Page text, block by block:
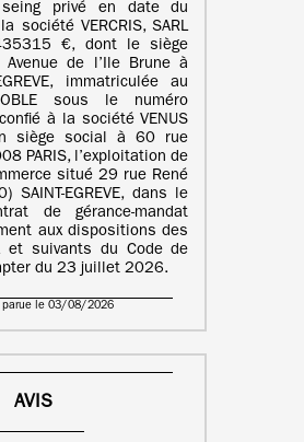
privé en date du
société VERCRIS, SARL
€, dont le siège
de l’Ile Brune à
immatriculée au
sous le numéro
à la société VENUS
siège social à 60 rue
PARIS, l’exploitation de
situé 29 rue René
SAINT-EGREVE, dans le
de gérance-mandat
aux dispositions des
et suivants du Code de
du 23 juillet 2026.
parue le 03/08/2026
AVIS